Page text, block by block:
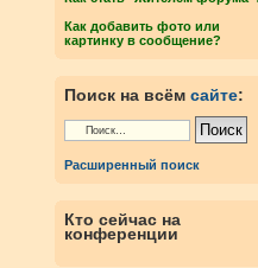
Как добавить фото или
картинку в сообщение?
Поиск на всём сайте:
Расширенный поиск
Кто сейчас на
конференции